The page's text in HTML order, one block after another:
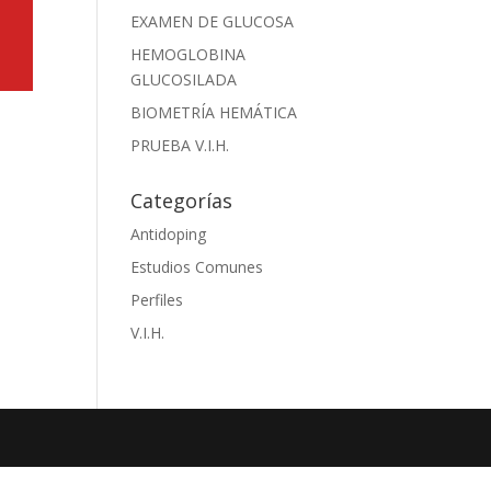
EXAMEN DE GLUCOSA
HEMOGLOBINA
GLUCOSILADA
BIOMETRÍA HEMÁTICA
PRUEBA V.I.H.
Categorías
Antidoping
Estudios Comunes
Perfiles
V.I.H.